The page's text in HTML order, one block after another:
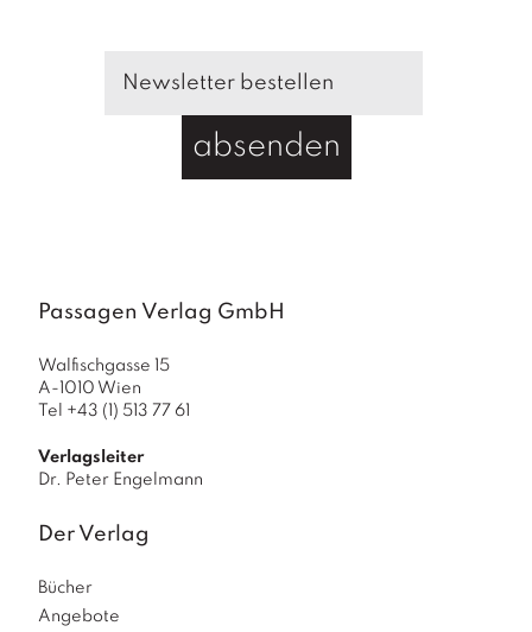
absenden
Passagen Verlag GmbH
Walfischgasse 15
A-1010 Wien
Tel +43 (1) 513 77 61
Verlagsleiter
Dr. Peter Engelmann
Der Verlag
Bücher
Angebote